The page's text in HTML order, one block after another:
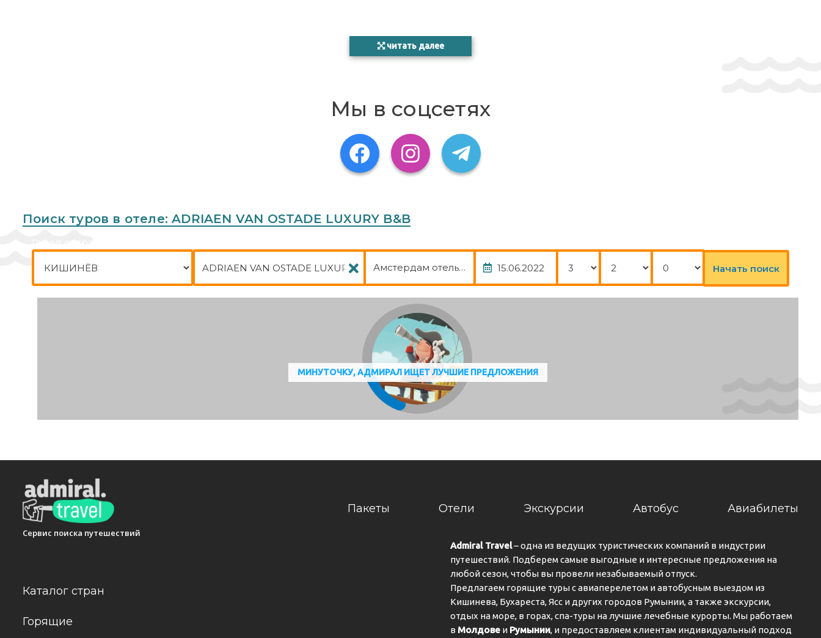
читать далее
Мы в соцсетях
Поиск туров в отеле: ADRIAEN VAN OSTADE LUXURY B&B
Амстердам отель, авиа, трансфер Начать поиск
МИНУТОЧКУ, АДМИРАЛ ИЩЕТ ЛУЧШИЕ ПРЕДЛОЖЕНИЯ
Сервис поиска путешествий
Пакеты Отели Экскурсии Автобус Авиабилеты
Каталог стран
Горящие
Admiral Travel– одна из ведущих туристических компаний в индустрии
путешествий. Подберем самые выгодные и интересные предложения на
любой сезон, чтобы вы провели незабываемый отпуск.
Предлагаем горящие туры с авиаперелетом и автобусным выездом из
Кишинева, Бухареста, Ясс и других городов Румынии, а также экскурсии,
отдых на море, в горах, спа-туры на лучшие лечебные курорты. Мы работаем
в Молдове и Румынии, и предоставляем клиентам индивидуальный подход